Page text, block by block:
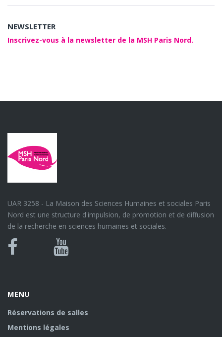
NEWSLETTER
Inscrivez-vous à la newsletter de la MSH Paris Nord.
UAR 3258 - La Maison des Sciences Humaines et sociales Paris
Nord est une structure d'impulsion, de promotion et de diffusion
de la recherche en sciences humaines et sociales.
Bluesky
Canal
MENU
Réservations de salles
Mentions légales